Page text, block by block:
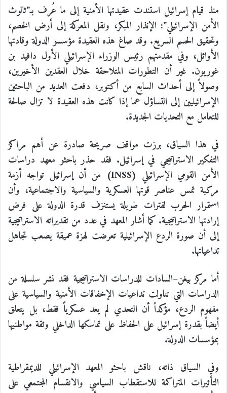
منذ قيام إسرائيل استندت عقيدتها الأمنية إلى ما عُرف بـ”ثالوث
الأمن الإسرائيلي”: الإنذار المبكر، ونقل المعركة إلى أرض الخصم،
وتحقيق الحسم السريع. وقد صاغ هذه العقيدة مؤسسو الدولة وقادتها
الأوائل، وفي مقدمتهم رئيس الوزراء الإسرائيلي الأول دافيد بن
غوريون. غير أن التطورات المتلاحقة خلال العقدين الأخيرين،
وصولاً إلى أحداث السابع من أكتوبر، دفعت العديد من الباحثين
الإسرائيليين إلى التساؤل عما إذا كانت هذه العقيدة لا تزال صالحة
للتعامل مع التحديات الجديدة.
في هذا السياق، برزت مواقف صريحة صادرة عن أهم مراكز
التفكير الاستراتيجي في إسرائيل. فقد حذر باحثو معهد دراسات
الأمن القومي الإسرائيلي (INSS) من أن إسرائيل تواجه أزمة
مركبة تمس عناصر قوتها العسكرية والسياسية والاجتماعية، وأن
استمرار الحرب لفترات طويلة يستنزف قدرة الدولة على فرض
إرادتها الاستراتيجية. كما أشار المعهد في عدد من تقديراته الاستراتيجية
إلى أن صورة الردع الإسرائيلية تعرضت لهزة عميقة يصعب تجاهل
تداعياتها.
أما مركز بيغن–السادات للدراسات الاستراتيجية فقد نشر سلسلة من
الدراسات التي تناولت تداعيات الإخفاقات الأمنية والسياسية على
مفهوم الردع، مؤكداً أن التحدي لم يعد عسكرياً فقط، بل يتعلق
أيضاً بقدرة إسرائيل على الحفاظ على تماسكها الداخلي وثقة مواطنيها
بمؤسسات الدولة.
وفي السياق ذاته، ناقش باحثو المعهد الإسرائيلي للديمقراطية
التأثيرات المتراكمة للاستقطاب السياسي والانقسام المجتمعي على